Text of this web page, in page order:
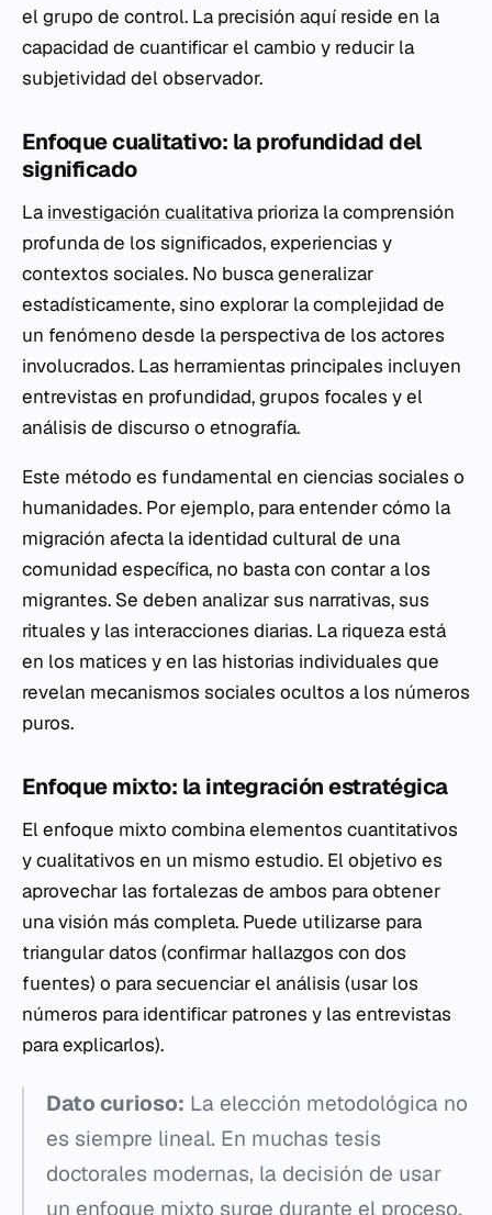
el grupo de control. La precisión aquí reside en la
capacidad de cuantificar el cambio y reducir la
subjetividad del observador.
Enfoque cualitativo: la profundidad del
significado
La investigación cualitativa prioriza la comprensión
profunda de los significados, experiencias y
contextos sociales. No busca generalizar
estadísticamente, sino explorar la complejidad de
un fenómeno desde la perspectiva de los actores
involucrados. Las herramientas principales incluyen
entrevistas en profundidad, grupos focales y el
análisis de discurso o etnografía.
Este método es fundamental en ciencias sociales o
humanidades. Por ejemplo, para entender cómo la
migración afecta la identidad cultural de una
comunidad específica, no basta con contar a los
migrantes. Se deben analizar sus narrativas, sus
rituales y las interacciones diarias. La riqueza está
en los matices y en las historias individuales que
revelan mecanismos sociales ocultos a los números
puros.
Enfoque mixto: la integración estratégica
El enfoque mixto combina elementos cuantitativos
y cualitativos en un mismo estudio. El objetivo es
aprovechar las fortalezas de ambos para obtener
una visión más completa. Puede utilizarse para
triangular datos (confirmar hallazgos con dos
fuentes) o para secuenciar el análisis (usar los
números para identificar patrones y las entrevistas
para explicarlos).
Dato curioso: La elección metodológica no
es siempre lineal. En muchas tesis
doctorales modernas, la decisión de usar
un enfoque mixto surge durante el proceso,